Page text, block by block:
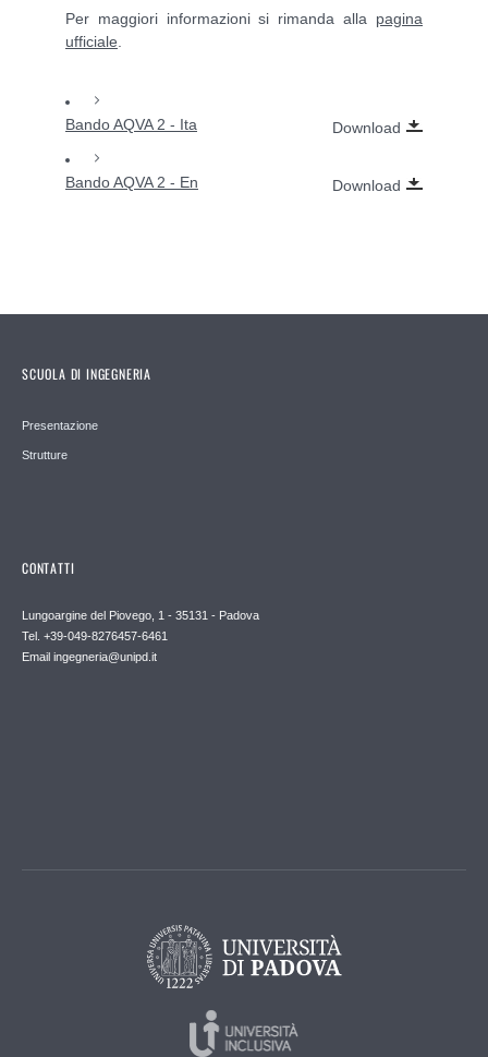
Per maggiori informazioni si rimanda alla pagina
ufficiale
Bando AQVA 2 - Ita Download
Bando AQVA 2 - En Download
SCUOLA DI INGEGNERIA
Presentazione
Strutture
CONTATTI
Lungoargine del Piovego, 1 - 35131 - Padova
Tel. +39-049-8276457-6461
Email ingegneria@unipd.it